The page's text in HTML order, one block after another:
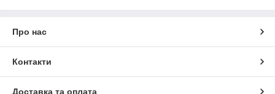
Про нас
Контакти
Доставка та оплата